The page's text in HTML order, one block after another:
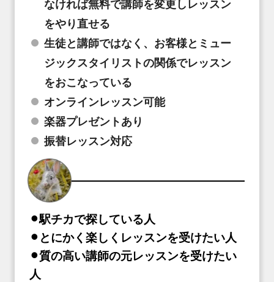
なければ無料で講師を変更しレッスン
をやり直せる
生徒と講師ではなく、お客様とミュー
ジックスタイリストの関係でレッスン
をおこなっている
オンラインレッスン可能
楽器プレゼントあり
振替レッスン対応
⚫︎駅チカで探している人
⚫︎とにかく楽しくレッスンを受けたい人
⚫︎質の高い講師の元レッスンを受けたい
人